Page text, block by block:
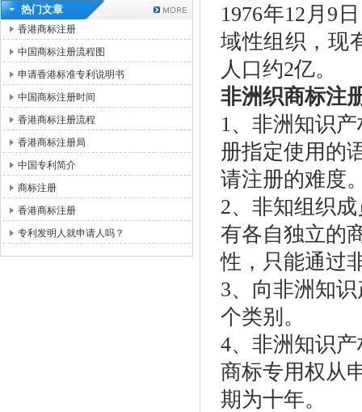
热门文章
香港商标注册
中国商标注册流程图
申请香港标准专利说明书
中国商标注册时间
香港商标注册流程
香港商标注册局
中国专利简介
商标注册
香港商标注册
专利发明人就申请人吗？
1976年12月9
域性组织，现
人口约2亿。
非洲织商标注
1、非洲知识
册指定使用的
请注册的难度
2、非知组织
有各自独立的
性，只能通过
3、向非洲知
个类别。
4、非洲知识
商标专用权从
期为十年。